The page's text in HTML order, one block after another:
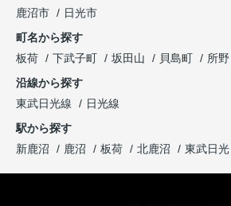
鹿沼市
日光市
町名から探す
板荷
下武子町 坂田山 貝島町 所野
沿線から探す
東武日光線
日光線
駅から探す
新鹿沼
鹿沼 板荷 北鹿沼 東武日光